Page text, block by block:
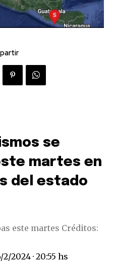
se
martes en
del estado
este martes Créditos:
2/2024 · 20:55 hs